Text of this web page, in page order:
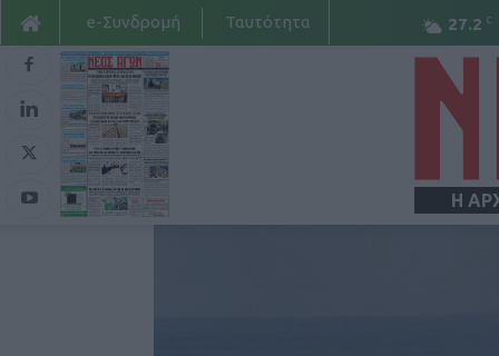
27.2 C
e-Συνδρομή Ταυτότητα
Η